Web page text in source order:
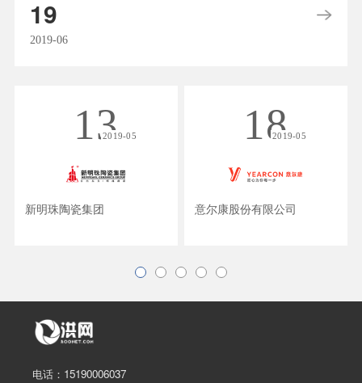
19
2019-06
132019-05
新明珠陶瓷集团
182019-05
意尔康股份有限公司
电话：15190006037